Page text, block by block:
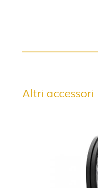
Altri accessori